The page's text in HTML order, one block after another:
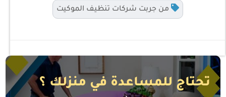
من جربت شركات تنظيف الموكيت
تحتاج للمساعدة في منزلك ؟